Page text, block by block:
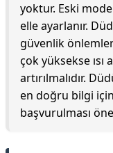
yoktur. Eski
elle ayarlanır.
güvenlik
çok yüksekse ısı
artırılmalıdır.
en doğru bilgi
başvurulması